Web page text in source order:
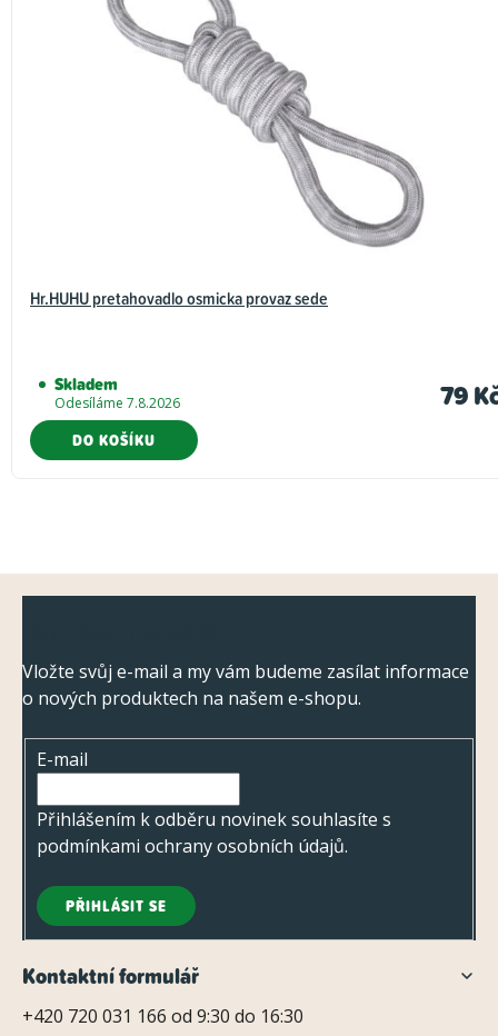
Hr.HUHU pretahovadlo osmicka provaz sede
Skladem
Odesíláme 7.8.2026 79
DO KOŠÍKU
Vložte svůj e-mail a my vám budeme zasílat informace
o nových produktech na našem e-shopu.
E-mail
Přihlášením k odběru novinek souhlasíte s
podmínkami ochrany osobních údajů.
PŘIHLÁSIT SE
Kontaktní formulář
+420 720 031 166 od 9:30 do 16:30